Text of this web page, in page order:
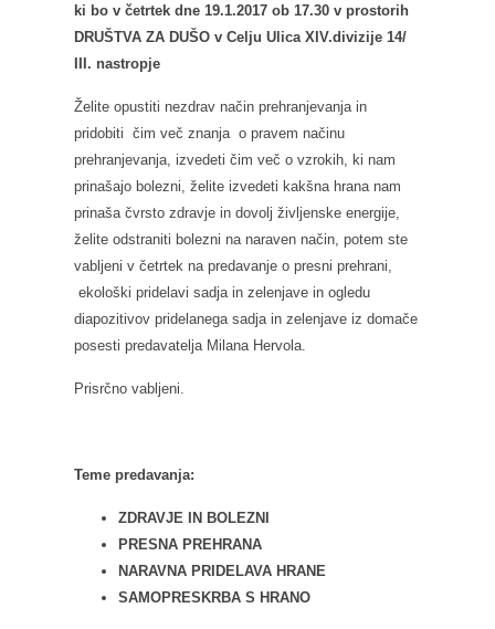
ki bo v četrtek dne 19.1.2017 ob 17.30 v prostorih
DRUŠTVA ZA DUŠO v Celju Ulica XIV.divizije 14/
III. nastropje
Želite opustiti nezdrav način prehranjevanja in
pridobiti čim več znanja o pravem načinu
prehranjevanja, izvedeti čim več o vzrokih, ki nam
prinašajo bolezni, želite izvedeti kakšna hrana nam
prinaša čvrsto zdravje in dovolj življenske energije,
želite odstraniti bolezni na naraven način, potem ste
vabljeni v četrtek na predavanje o presni prehrani,
ekološki pridelavi sadja in zelenjave in ogledu
diapozitivov pridelanega sadja in zelenjave iz domače
posesti predavatelja Milana Hervola.
Prisrčno vabljeni.
Teme predavanja:
ZDRAVJE IN BOLEZNI
PRESNA PREHRANA
NARAVNA PRIDELAVA HRANE
SAMOPRESKRBA S HRANO